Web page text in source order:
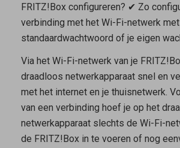
FRITZ!Box configureren? ✔ Zo
verbinding met het Wi-Fi-netwerk
standaardwachtwoord of je eigen
Via het Wi-Fi-netwerk van je
draadloos netwerkapparaat snel en
met het internet en je thuisnetwerk.
van een verbinding hoef je op het
netwerkapparaat slechts de Wi-Fi-
de FRITZ!Box in te voeren of nog